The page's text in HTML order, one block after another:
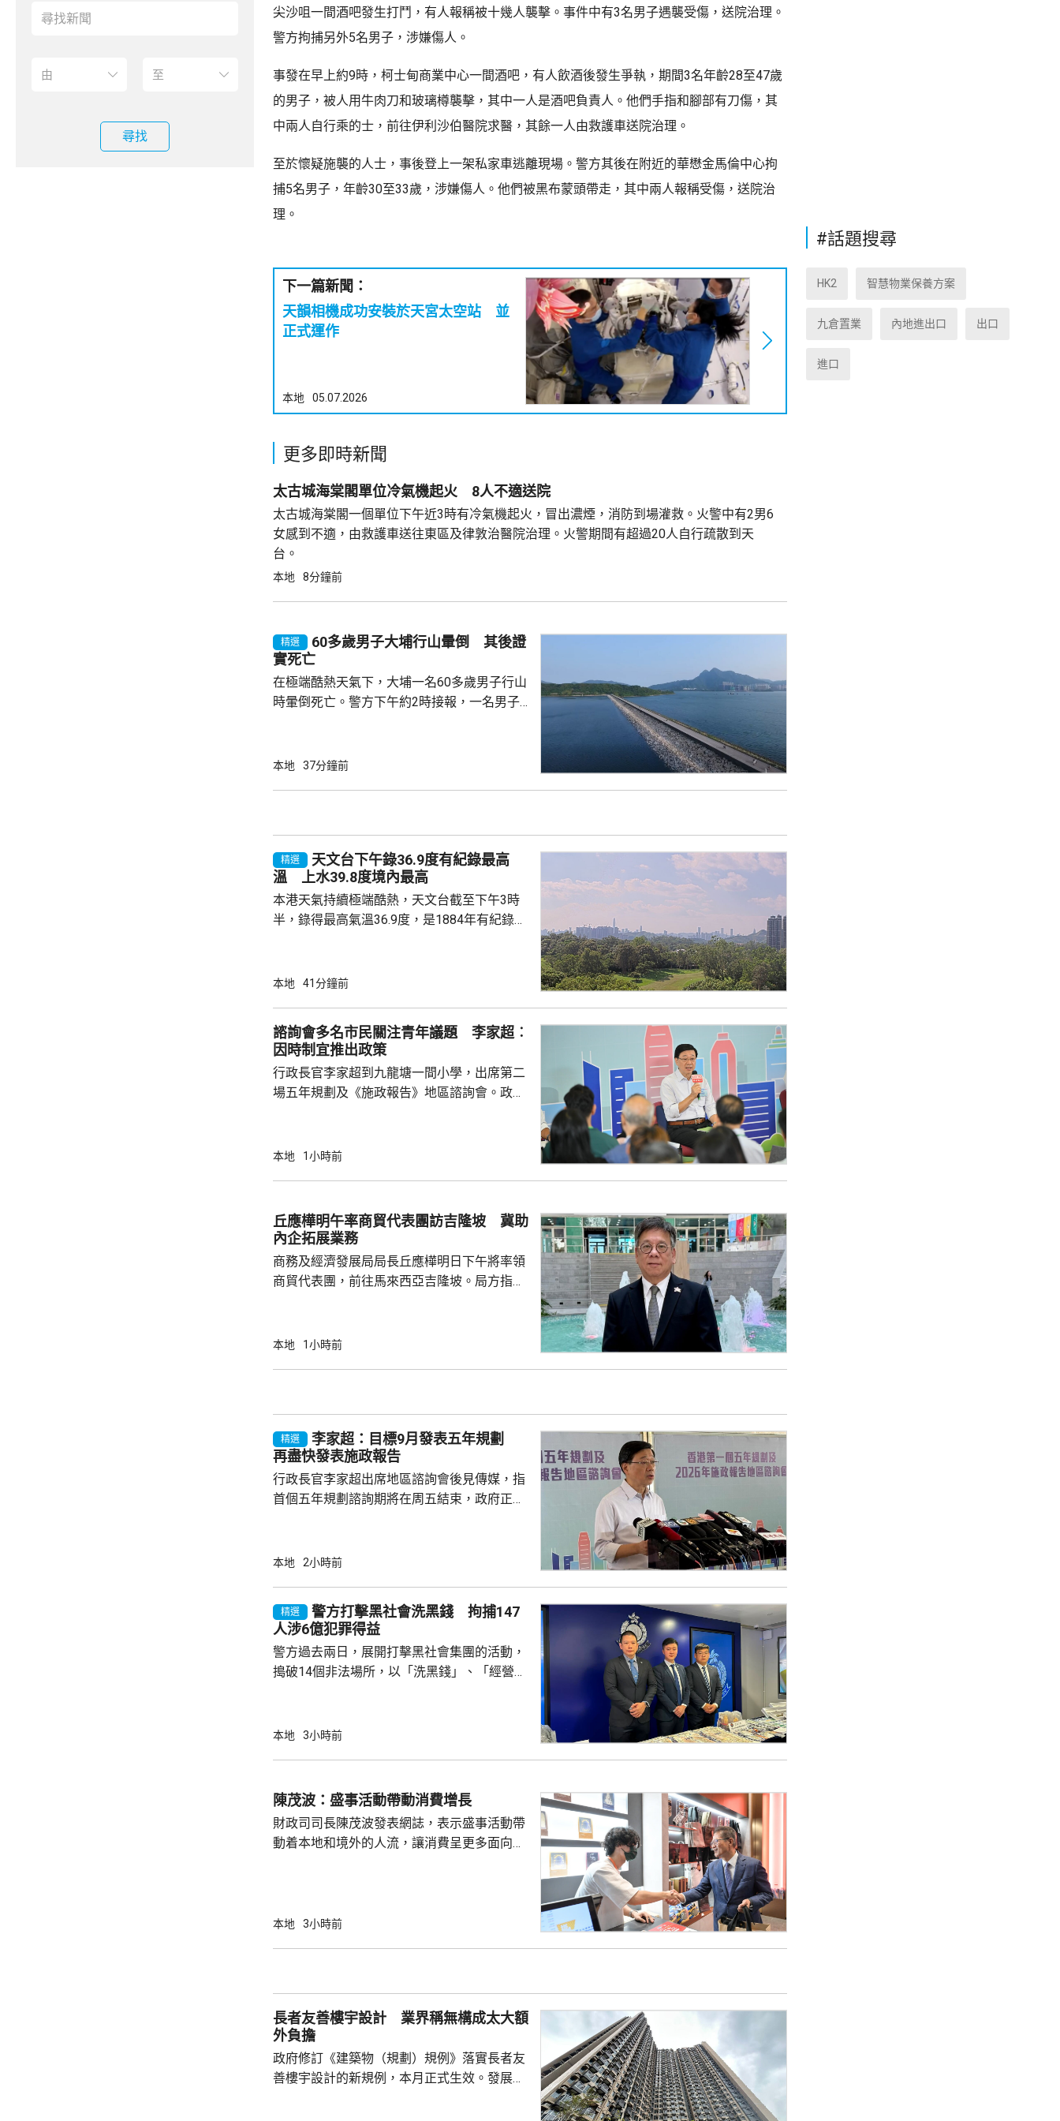
尋找
尖沙咀一間酒吧發生打鬥，有人報稱被十幾人襲擊。事件中有3名男子遇襲受傷，送院治理。
警方拘捕另外5名男子，涉嫌傷人。
事發在早上約9時，柯士甸商業中心一間酒吧，有人飲酒後發生爭執，期間3名年齡28至47歲
的男子，被人用牛肉刀和玻璃樽襲擊，其中一人是酒吧負責人。他們手指和腳部有刀傷，其
中兩人自行乘的士，前往伊利沙伯醫院求醫，其餘一人由救護車送院治理。
至於懷疑施襲的人士，事後登上一架私家車逃離現場。警方其後在附近的華懋金馬倫中心拘
捕5名男子，年齡30至33歲，涉嫌傷人。他們被黑布蒙頭帶走，其中兩人報稱受傷，送院治
理。
下一篇新聞：
天韻相機成功安裝於天宮太空站 並
正式運作
本地 05.07.2026
更多即時新聞
太古城海棠閣單位冷氣機起火 8人不適送院
太古城海棠閣一個單位下午近3時有冷氣機起火，冒出濃煙，消防到場灌救。火警中有2男6
女感到不適，由救護車送往東區及律敦治醫院治理。火警期間有超過20人自行疏散到天
台。
本地 8分鐘前
精選
60多歲男子大埔行山暈倒 其後證
實死亡
在極端酷熱天氣下，大埔一名60多歲男子行山
時暈倒死亡。警方下午約2時接報，一名男子
一度錄到37度的高溫。
本地 37分鐘前
精選
天文台下午錄36.9度有紀錄最高
溫 上水39.8度境內最高
本港天氣持續極端酷熱，天文台截至下午3時
半，錄得最高氣溫36.9度，是1884年有紀錄以
錄得的最高紀錄。 天文台指，強颱風「白海
度或以上。預料未來一兩日本港持續極端酷
熱，部分地區37度或以上，本周中期高溫天氣
持續。
本地 41分鐘前
諮詢會多名市民關注青年議題 李家超︰
因時制宜推出政策
行政長官李家超到九龍塘一間小學，出席第二
場五年規劃及《施政報告》地區諮詢會。政務
訂五年規劃，因此諮詢會有特別意義，希望就
題，指近年文憑試狀元大多選讀醫科，反映青
年人感覺工程及科學專業就業有局限。亦有市
民指，在與大灣區融合下，即使尖子...
本地 1小時前
丘應樺明午率商貿代表團訪吉隆坡 冀助
內企拓展業務
商務及經濟發展局局長丘應樺明日下午將率領
商貿代表團，前往馬來西亞吉隆坡。局方指，
了解海外市場情況和需要，代表團成員包括內
投資推廣署舉辦的商務研討會暨交流午宴，並
參觀企業，以及與當地商會和相關機構交
流。...
本地 1小時前
精選
李家超：目標9月發表五年規劃
再盡快發表施政報告
行政長官李家超出席地區諮詢會後見傳媒，指
首個五年規劃諮詢期將在周五結束，政府正馬
施政報告發表時間距離五年規劃越短越好，盡
場諮詢會，收集到的意見當中，有1.3萬份與
五年規劃有關，8500份與施政報告有關。他
指，諮詢期間，不少意見反映市民...
本地 2小時前
精選
警方打擊黑社會洗黑錢 拘捕147
人涉6億犯罪得益
警方過去兩日，展開打擊黑社會集團的活動，
搗破14個非法場所，以「洗黑錢」、「經營非
歲，部分人有三合會背景。涉案犯罪集團在去
會集團。警方形容集團分工精細，成員在九龍
及新界等地，經營賭檔及毒窟，亦涉及販毒，
為清洗犯罪得益，集團會...
本地 3小時前
陳茂波：盛事活動帶動消費增長
財政司司長陳茂波發表網誌，表示盛事活動帶
動着本地和境外的人流，讓消費呈更多面向的
億元，有啟德附近的食肆指期間的生意增長了
本地 3小時前
長者友善樓宇設計 業界稱無構成太大額
外負擔
政府修訂《建築物（規劃）規例》落實長者友
善樓宇設計的新規例，本月正式生效。發展局
#話題搜尋
HK2 智慧物業保養方案
九倉置業 內地進出口 出口
進口